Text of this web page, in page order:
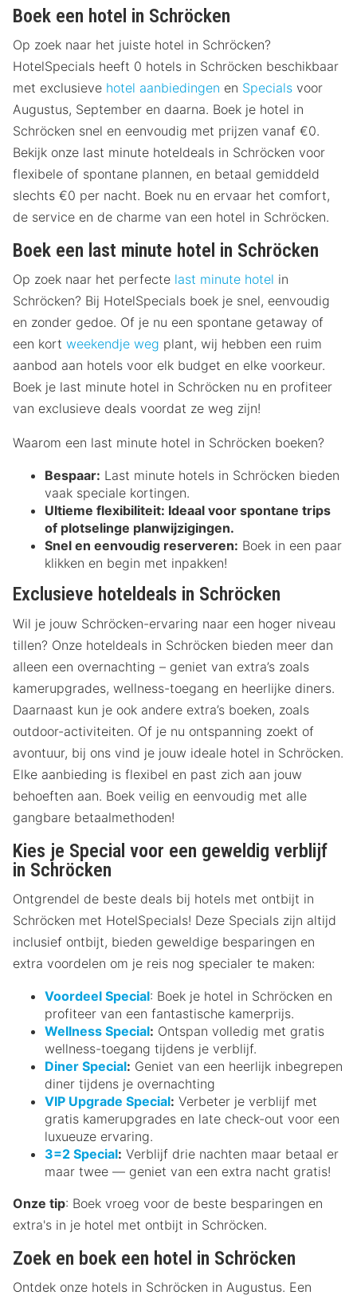
Boek een hotel in Schröcken
Op zoek naar het juiste hotel in Schröcken?
HotelSpecials heeft 0 hotels in Schröcken beschikbaar
met exclusieve hotel aanbiedingen en Specials voor
Augustus, September en daarna. Boek je hotel in
Schröcken snel en eenvoudig met prijzen vanaf €0.
Bekijk onze last minute hoteldeals in Schröcken voor
flexibele of spontane plannen, en betaal gemiddeld
slechts €0 per nacht. Boek nu en ervaar het comfort,
de service en de charme van een hotel in Schröcken.
Boek een last minute hotel in Schröcken
Op zoek naar het perfecte last minute hotel in
Schröcken? Bij HotelSpecials boek je snel, eenvoudig
en zonder gedoe. Of je nu een spontane getaway of
een kort weekendje weg plant, wij hebben een ruim
aanbod aan hotels voor elk budget en elke voorkeur.
Boek je last minute hotel in Schröcken nu en profiteer
van exclusieve deals voordat ze weg zijn!
Waarom een last minute hotel in Schröcken boeken?
Bespaar: Last minute hotels in Schröcken bieden
vaak speciale kortingen.
Ultieme flexibiliteit: Ideaal voor spontane trips
of plotselinge planwijzigingen.
Snel en eenvoudig reserveren: Boek in een paar
klikken en begin met inpakken!
Exclusieve hoteldeals in Schröcken
Wil je jouw Schröcken-ervaring naar een hoger niveau
tillen? Onze hoteldeals in Schröcken bieden meer dan
alleen een overnachting – geniet van extra’s zoals
kamerupgrades, wellness-toegang en heerlijke diners.
Daarnaast kun je ook andere extra’s boeken, zoals
outdoor-activiteiten. Of je nu ontspanning zoekt of
avontuur, bij ons vind je jouw ideale hotel in Schröcken.
Elke aanbieding is flexibel en past zich aan jouw
behoeften aan. Boek veilig en eenvoudig met alle
gangbare betaalmethoden!
Kies je Special voor een geweldig verblijf
in Schröcken
Ontgrendel de beste deals bij hotels met ontbijt in
Schröcken met HotelSpecials! Deze Specials zijn altijd
inclusief ontbijt, bieden geweldige besparingen en
extra voordelen om je reis nog specialer te maken:
Voordeel Special: Boek je hotel in Schröcken en
profiteer van een fantastische kamerprijs.
Wellness Special: Ontspan volledig met gratis
wellness-toegang tijdens je verblijf.
Diner Special: Geniet van een heerlijk inbegrepen
diner tijdens je overnachting
VIP Upgrade Special: Verbeter je verblijf met
gratis kamerupgrades en late check-out voor een
luxueuze ervaring.
3=2 Special: Verblijf drie nachten maar betaal er
maar twee — geniet van een extra nacht gratis!
Onze tip: Boek vroeg voor de beste besparingen en
extra's in je hotel met ontbijt in Schröcken.
Zoek en boek een hotel in Schröcken
Ontdek onze hotels in Schröcken in Augustus. Een